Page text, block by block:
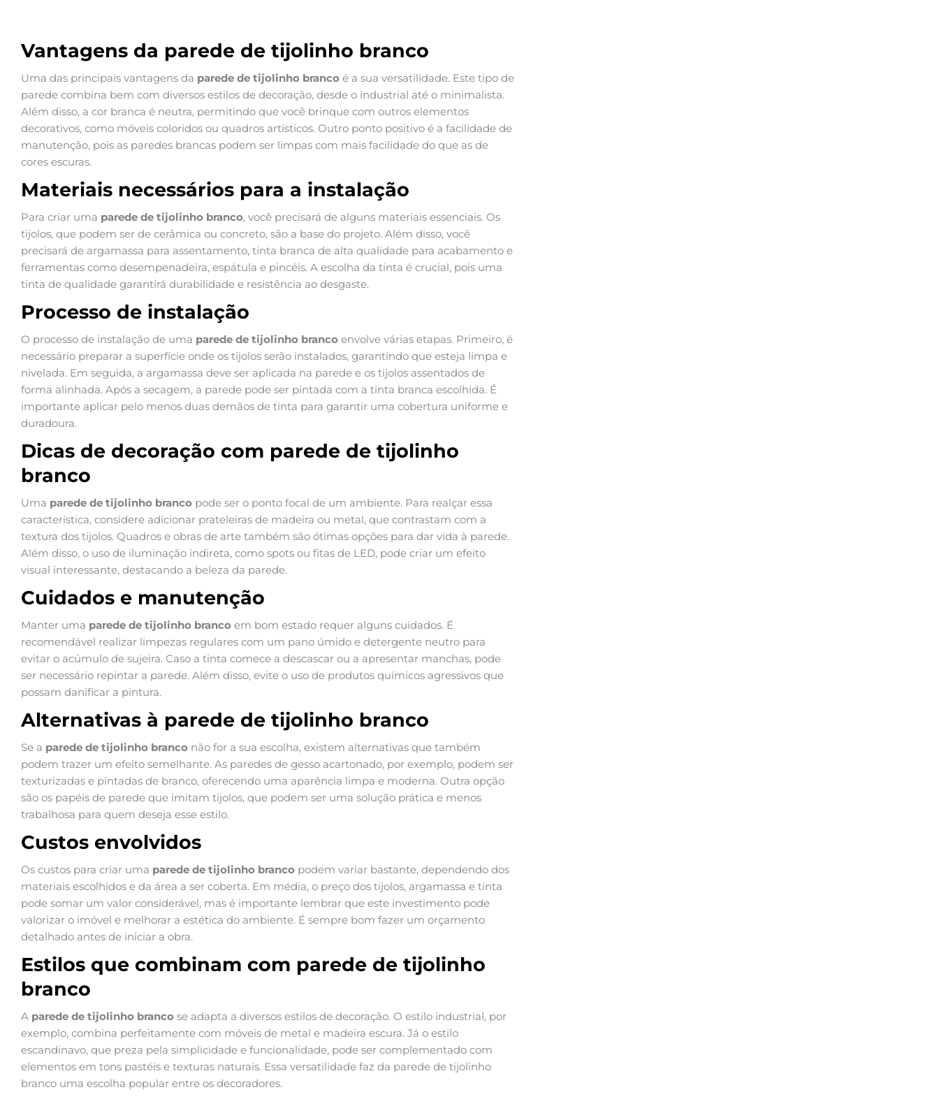
Vantagens da parede de tijolinho branco
Uma das principais vantagens da parede de tijolinho branco é a sua versatilidade. Este tipo de
parede combina bem com diversos estilos de decoração, desde o industrial até o minimalista.
Além disso, a cor branca é neutra, permitindo que você brinque com outros elementos
decorativos, como móveis coloridos ou quadros artísticos. Outro ponto positivo é a facilidade de
manutenção, pois as paredes brancas podem ser limpas com mais facilidade do que as de
cores escuras.
Materiais necessários para a instalação
Para criar uma parede de tijolinho branco, você precisará de alguns materiais essenciais. Os
tijolos, que podem ser de cerâmica ou concreto, são a base do projeto. Além disso, você
precisará de argamassa para assentamento, tinta branca de alta qualidade para acabamento e
ferramentas como desempenadeira, espátula e pincéis. A escolha da tinta é crucial, pois uma
tinta de qualidade garantirá durabilidade e resistência ao desgaste.
Processo de instalação
O processo de instalação de uma parede de tijolinho branco envolve várias etapas. Primeiro, é
necessário preparar a superfície onde os tijolos serão instalados, garantindo que esteja limpa e
nivelada. Em seguida, a argamassa deve ser aplicada na parede e os tijolos assentados de
forma alinhada. Após a secagem, a parede pode ser pintada com a tinta branca escolhida. É
importante aplicar pelo menos duas demãos de tinta para garantir uma cobertura uniforme e
duradoura.
Dicas de decoração com parede de tijolinho
branco
Uma parede de tijolinho branco pode ser o ponto focal de um ambiente. Para realçar essa
característica, considere adicionar prateleiras de madeira ou metal, que contrastam com a
textura dos tijolos. Quadros e obras de arte também são ótimas opções para dar vida à parede.
Além disso, o uso de iluminação indireta, como spots ou fitas de LED, pode criar um efeito
visual interessante, destacando a beleza da parede.
Cuidados e manutenção
Manter uma parede de tijolinho branco em bom estado requer alguns cuidados. É
recomendável realizar limpezas regulares com um pano úmido e detergente neutro para
evitar o acúmulo de sujeira. Caso a tinta comece a descascar ou a apresentar manchas, pode
ser necessário repintar a parede. Além disso, evite o uso de produtos químicos agressivos que
possam danificar a pintura.
Alternativas à parede de tijolinho branco
Se a parede de tijolinho branco não for a sua escolha, existem alternativas que também
podem trazer um efeito semelhante. As paredes de gesso acartonado, por exemplo, podem ser
texturizadas e pintadas de branco, oferecendo uma aparência limpa e moderna. Outra opção
são os papéis de parede que imitam tijolos, que podem ser uma solução prática e menos
trabalhosa para quem deseja esse estilo.
Custos envolvidos
Os custos para criar uma parede de tijolinho branco podem variar bastante, dependendo dos
materiais escolhidos e da área a ser coberta. Em média, o preço dos tijolos, argamassa e tinta
pode somar um valor considerável, mas é importante lembrar que este investimento pode
valorizar o imóvel e melhorar a estética do ambiente. É sempre bom fazer um orçamento
detalhado antes de iniciar a obra.
Estilos que combinam com parede de tijolinho
branco
A parede de tijolinho branco se adapta a diversos estilos de decoração. O estilo industrial, por
exemplo, combina perfeitamente com móveis de metal e madeira escura. Já o estilo
escandinavo, que preza pela simplicidade e funcionalidade, pode ser complementado com
elementos em tons pastéis e texturas naturais. Essa versatilidade faz da parede de tijolinho
branco uma escolha popular entre os decoradores.